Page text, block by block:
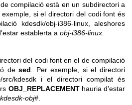
compilació està en un subdirectori a
si el directori del codi font és
kdesdk/obj-i386-linux, aleshores
establerta a obj-i386-linux.
del codi font en el de compilació
desed . Per exemple, si el directori
kdesdk i el directori compilat és
OBJ_REPLACEMENThauria d'estar
obj#